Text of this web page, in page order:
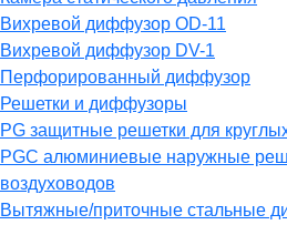
Вихревой диффузор OD-11
Вихревой диффузор DV-1
Перфорированный диффузор
Решетки и диффузоры
PG защитные решетки для
PGC алюминиевые наружные
воздуховодов
Вытяжные/приточные стальные